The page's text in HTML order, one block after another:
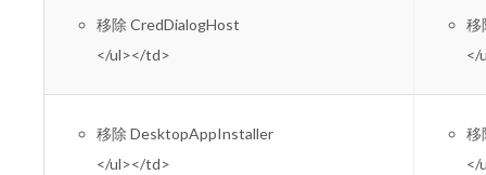
移除 CredDialogHost
</ul></td>
移
</
移除 DesktopAppInstaller
</ul></td>
移
</